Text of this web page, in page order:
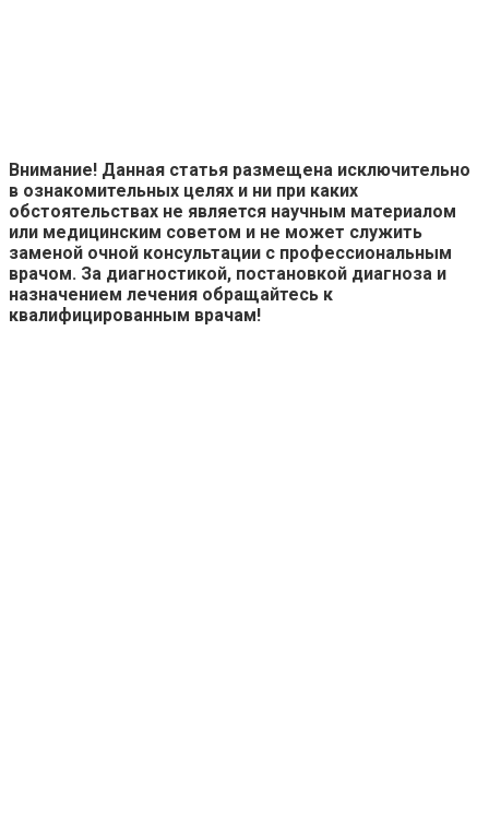
Внимание! Данная статья размещена исключительно
в ознакомительных целях и ни при каких
обстоятельствах не является научным материалом
или медицинским советом и не может служить
заменой очной консультации с профессиональным
врачом. За диагностикой, постановкой диагноза и
назначением лечения обращайтесь к
квалифицированным врачам!